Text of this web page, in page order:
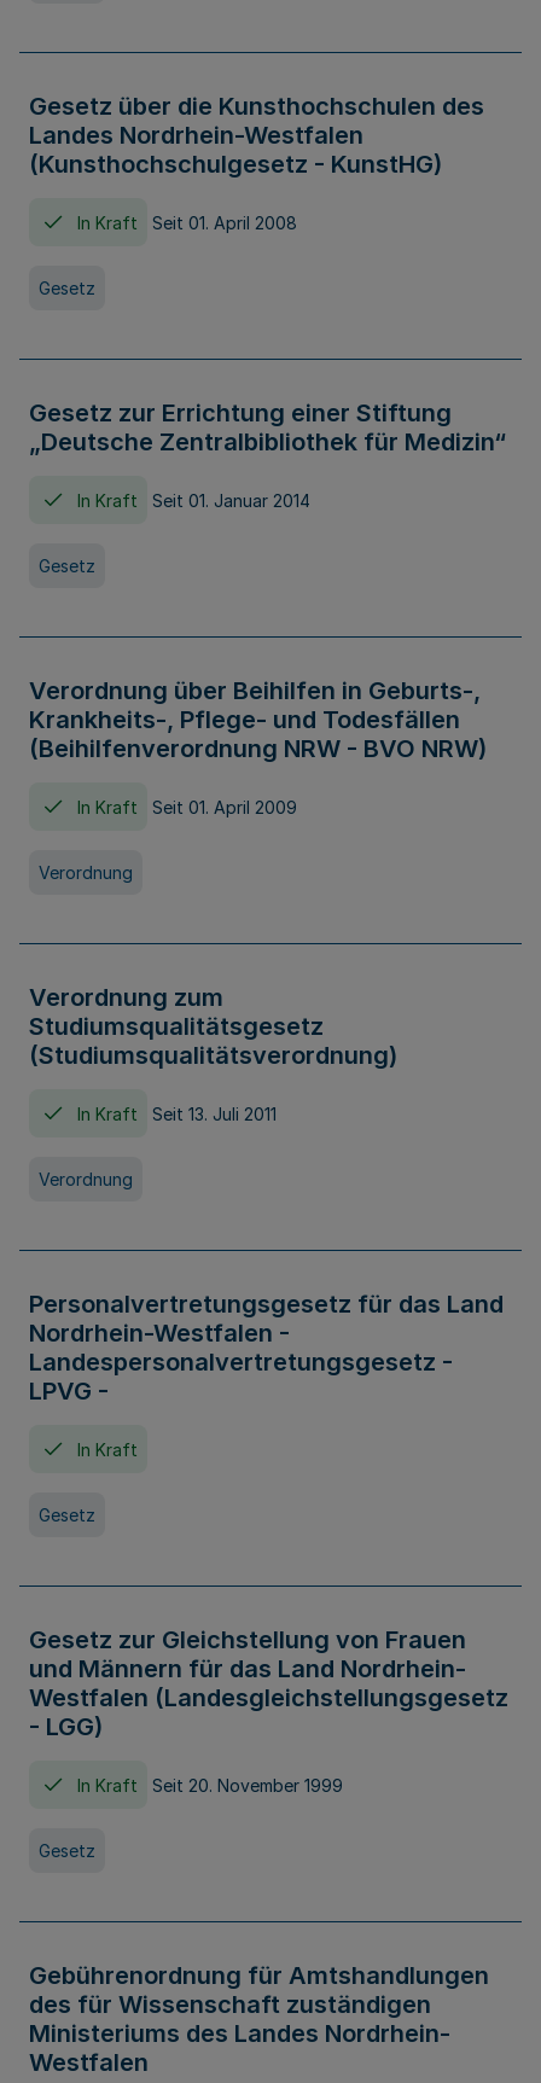
Gesetz über die Kunsthochschulen des
Landes Nordrhein-Westfalen
(Kunsthochschulgesetz - KunstHG)
In Kraft Seit 01. April 2008
Gesetz
Gesetz zur Errichtung einer Stiftung
„Deutsche Zentralbibliothek für Medizin“
In Kraft Seit 01. Januar 2014
Gesetz
Verordnung über Beihilfen in Geburts-,
Krankheits-, Pflege- und Todesfällen
(Beihilfenverordnung NRW - BVO NRW)
In Kraft Seit 01. April 2009
Verordnung
Verordnung zum
Studiumsqualitätsgesetz
(Studiumsqualitätsverordnung)
In Kraft Seit 13. Juli 2011
Verordnung
Personalvertretungsgesetz für das Land
Nordrhein-Westfalen -
Landespersonalvertretungsgesetz -
LPVG -
In Kraft
Gesetz
Gesetz zur Gleichstellung von Frauen
und Männern für das Land Nordrhein-
Westfalen (Landesgleichstellungsgesetz
- LGG)
In Kraft Seit 20. November 1999
Gesetz
Gebührenordnung für Amtshandlungen
des für Wissenschaft zuständigen
Ministeriums des Landes Nordrhein-
Westfalen